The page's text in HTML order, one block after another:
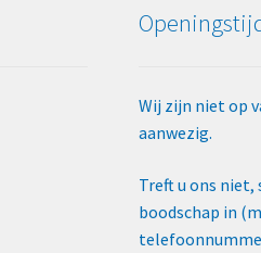
Wij zijn niet op
aanwezig.
Treft u ons niet,
boodschap in